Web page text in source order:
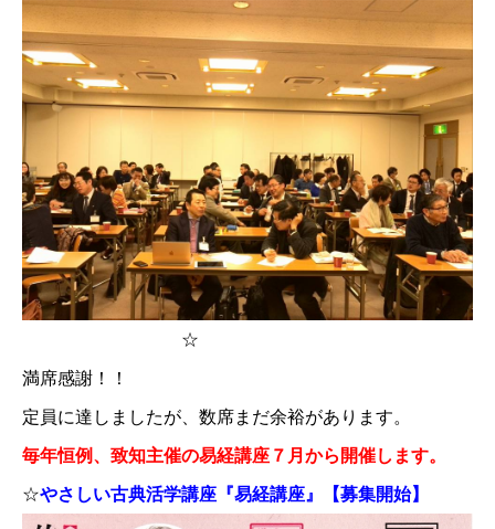
☆
満席感謝！！
定員に達しましたが、数席まだ余裕があります。
毎年恒例、致知主催の易経講座７月から開催します。
☆やさしい古典活学講座『易経講座』【募集開始】